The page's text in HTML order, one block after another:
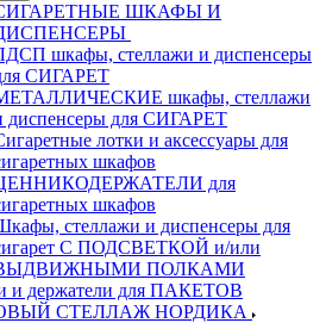
ШКАФЫ И
шкафы, стеллажи и диспенсеры
СИГАРЕТ
шкафы, стеллажи
диспенсеры для СИГАРЕТ
лотки и аксессуары для
шкафов
для
шкафов
стеллажи и диспенсеры для
С ПОДСВЕТКОЙ и/или
ПОЛКАМИ
и держатели для ПАКЕТОВ
СТЕЛЛАЖ НОРДИКА